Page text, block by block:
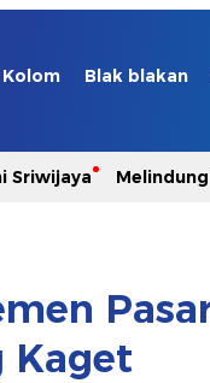
Kolom Blak blakan
Sriwijaya
Kaget